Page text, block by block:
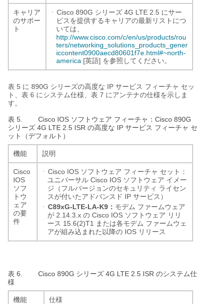
キャリア
のサポー
ト
· Cisco 890G シリーズ 4G LTE 2.5 にサー
ビスを提供するキャリアの最新リストにつ
いては、
http://www.cisco.com/c/en/us/products/rou
ters/networking_solutions_products_gener
iccontent0900aecd80601f7e.html#~north-
america [英語] を参照してください。
表 5 に 890G シリーズの高度な IP サービス フィーチャ セッ
ト、表 6 にシステム仕様、表 7 にアンテナの仕様を示しま
す。
表 5. Cisco IOS ソフトウェア フィーチャ： Cisco 890G
シリーズ 4G LTE 2.5 ISR の高度な IP サービス フィーチャ セ
ット（デフォルト）
機能 説明
Cisco
IOS
ソフ
トウ
ェア
の要
件
· Cisco IOS ソフトウェア フィーチャ セット：
ユニバーサル Cisco IOS ソフトウェア イメー
ジ（フルバージョンのセキュリティ ライセン
スが付いたアドバンスド IP サービス）
· C89xG-LTE-LA-K9 ： モデム ファームウェア
が 2.14.3.x の Cisco IOS ソフトウェア リリ
ース 15.6(2)T1 または各モデム ファームウェ
アが組み込まれた以降の IOS リリース
表 6. Cisco 890G シリーズ 4G LTE 2.5 ISR のシステム仕
様
機能 仕様